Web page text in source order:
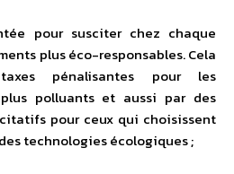
pour susciter chez chaque
plus éco-responsables. Cela
pénalisantes pour les
polluants et aussi par des
pour ceux qui choisissent
technologies écologiques ;